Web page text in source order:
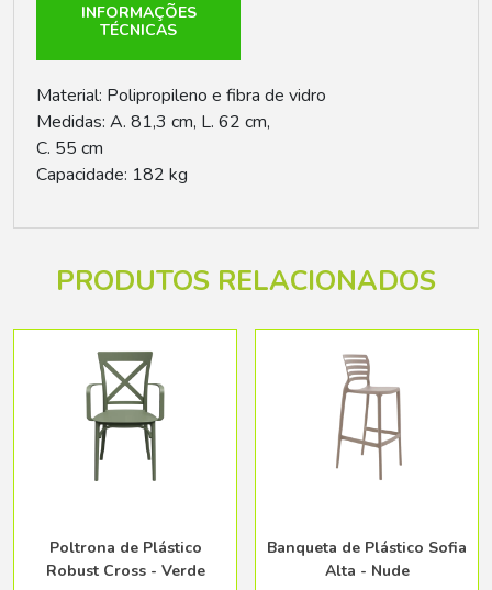
INFORMAÇÕES
TÉCNICAS
Material: Polipropileno e fibra de vidro
Medidas: A. 81,3 cm, L. 62 cm,
C. 55 cm
Capacidade: 182 kg
PRODUTOS RELACIONADOS
Poltrona de Plástico
Robust Cross - Verde
Banqueta de Plástico Sofia
Alta - Nude